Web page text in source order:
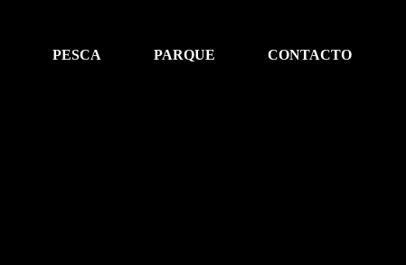
PESCA PARQUE CONTACTO